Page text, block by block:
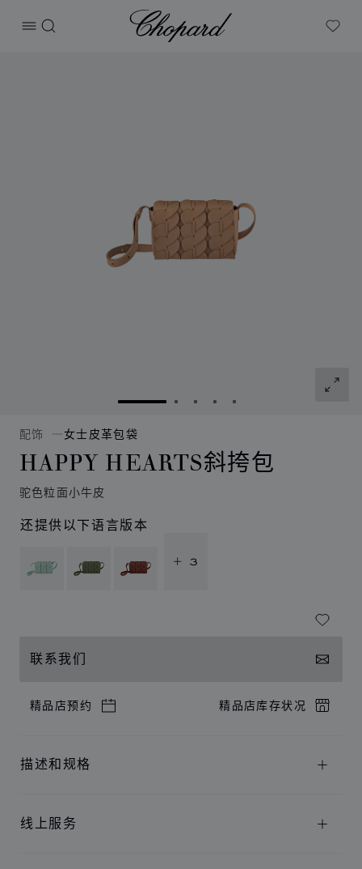
打开菜单
搜索
Chopard
My
转到幻灯片 1转到幻灯片 2
转到幻灯片 3
转到幻灯片 4
转到幻灯片 5
配饰 女士皮革包袋
HAPPY HEARTS斜挎包
驼色粒面小牛皮
还提供以下语言版本
+ 3
联系我们
精品店预约 精品店库存状况
描述和规格
线上服务